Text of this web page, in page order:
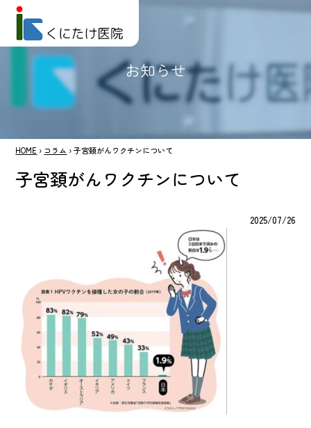
お知らせ
HOME › コラム ›子宮頚がんワクチンについて
子宮頚がんワクチンについて
2025/07/26